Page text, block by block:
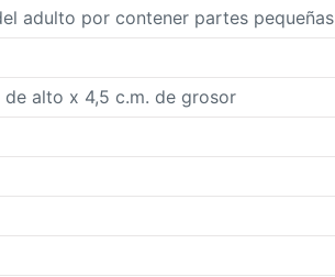
adulto por contener partes pequeñas
alto x 4,5 c.m. de grosor